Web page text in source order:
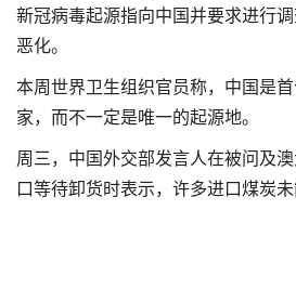
新冠病毒起源指向中国并要求进行
恶化。
本周世界卫生组织官员称，中国是
家，而不一定是唯一的起源地。
周三，中国外交部发言人在被问及
口等待卸货时表示，许多进口煤炭未